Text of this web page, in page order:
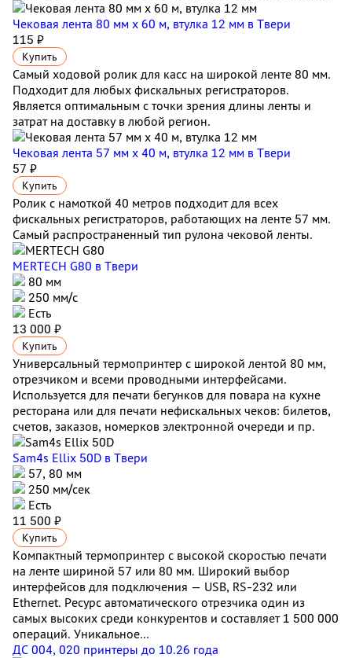
Чековая лента 80 мм x 60 м, втулка 12 мм в Твери
115 ₽
Купить
Самый ходовой ролик для касс на широкой ленте 80 мм.
Подходит для любых фискальных регистраторов.
Является оптимальным с точки зрения длины ленты и
затрат на доставку в любой регион.
Чековая лента 57 мм x 40 м, втулка 12 мм в Твери
57 ₽
Купить
Ролик с намоткой 40 метров подходит для всех
фискальных регистраторов, работающих на ленте 57 мм.
Самый распространенный тип рулона чековой ленты.
MERTECH G80 в Твери
80 мм
250 мм/с
Есть
13 000 ₽
Купить
Универсальный термопринтер с широкой лентой 80 мм,
отрезчиком и всеми проводными интерфейсами.
Используется для печати бегунков для повара на кухне
ресторана или для печати нефискальных чеков: билетов,
счетов, заказов, номерков электронной очереди и пр.
Sam4s Ellix 50D в Твери
57, 80 мм
250 мм/сек
Есть
11 500 ₽
Купить
Компактный термопринтер с высокой скоростью печати
на ленте шириной 57 или 80 мм. Широкий выбор
интерфейсов для подключения — USB, RS-232 или
Ethernet. Ресурс автоматического отрезчика один из
самых высоких среди конкурентов и составляет 1 500 000
операций. Уникальное...
ДС 004, 020 принтеры до 10.26 года